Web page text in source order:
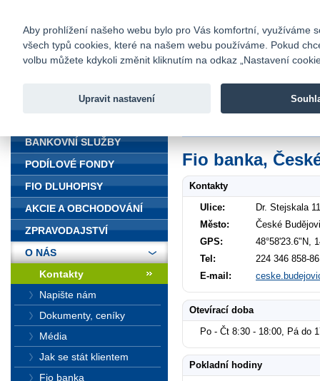
Fio banka
Fio banka
Fio banka,
Kontakty
Ulice:
Dr. Stejskala
Město:
České
GPS:
48°58'23.6"N,
Tel:
224 346 858-
E-mail:
Otevírací doba
Po - Čt 8:30 - 18:00, Pá do
Pokladní hodiny
BANKOVNÍ SLUŽBY
PODÍLOVÉ FONDY
FIO DLUHOPISY
AKCIE A OBCHODOVÁNÍ
ZPRAVODAJSTVÍ
O NÁS
Kontakty
Napište nám
Dokumenty, ceníky
Média
Jak se stát klientem
Fio banka
Aby prohlížení našeho webu bylo pro Vás komfortní, využíváme
všech typů cookies, které na našem webu používáme. Pokud
volbu můžete kdykoli změnit kliknutím na odkaz „Nastavení
Upravit nastavení